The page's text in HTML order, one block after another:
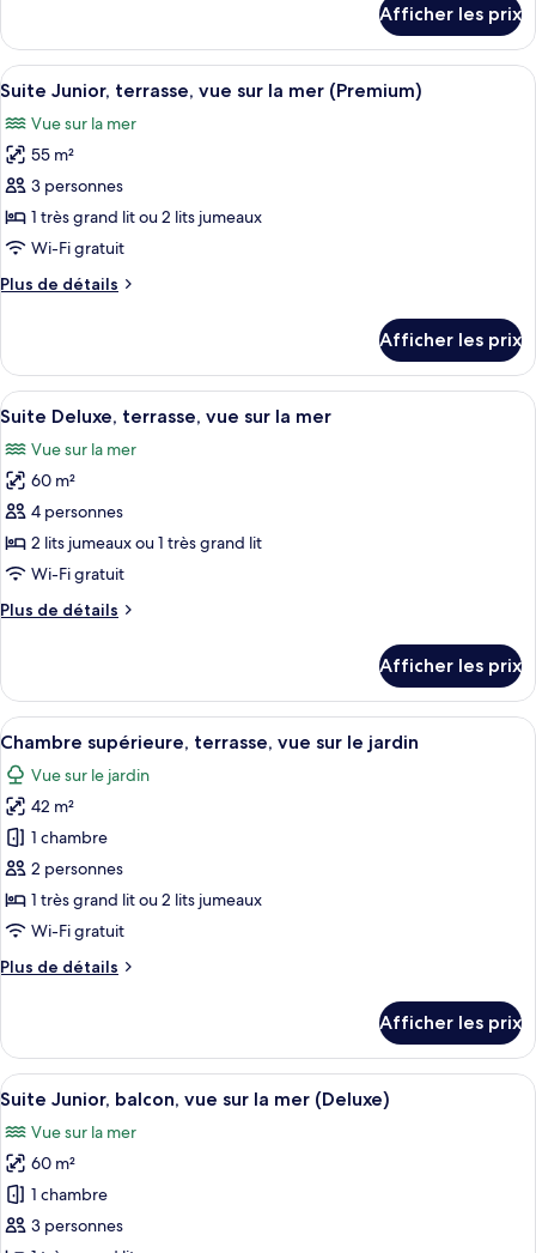
chambre :
Superior
Junior
Suite
Sea
View
With
Garden
Superior
Junior
Suite
View
With
Afficher les prix
Afficher
toutes
les
photos
pour
ce
type
chambre :
terrasse,
vue
la
mer
(Premium)
Suite Junior, terrasse, vue sur la
9
Suite Junior, terrasse, vue sur la mer (Premium)
Vue sur la mer
55 m²
3 personnes
1 très grand lit ou 2 lits jumeaux
Wi-Fi gratuit
Plus de détails
Plus
Suite
Junior,
terrasse,
sur
la
(Premium)
Afficher les prix
Afficher
toutes
les
photos
pour
ce
type
chambre :
terrasse,
vue
sur
la
mer
Suite Deluxe, terrasse, vue sur la
10
Suite Deluxe, terrasse, vue sur la mer
Vue sur la mer
60 m²
4 personnes
2 lits jumeaux ou 1 très grand lit
Wi-Fi gratuit
Plus de détails
Plus
Suite
Deluxe,
terrasse,
sur
la
mer
Afficher les prix
Afficher
toutes
les
photos
pour
ce
type
de
chambre :
Chambre
vue
sur
le
jardin
Chambre supérieure, terrasse, vue
5
Chambre supérieure, terrasse, vue sur le jardin
Vue sur le jardin
42 m²
1 chambre
2 personnes
1 très grand lit ou 2 lits jumeaux
Wi-Fi gratuit
Plus de détails
Plus
Chambre
supérieure,
terrasse,
sur
le
jardin
Afficher les prix
Afficher
toutes
les
photos
pour
ce
Suite Junior, balcon, vue sur la mer
11
Suite Junior, balcon, vue sur la mer (Deluxe)
Vue sur la mer
60 m²
1 chambre
3 personnes